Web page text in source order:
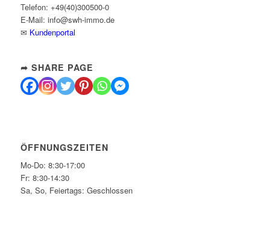
Telefon: +49(40)300500-0
E-Mail: info@swh-immo.de
✉ Kundenportal
➦ SHARE PAGE
ÖFFNUNGSZEITEN
Mo-Do: 8:30-17:00
Fr: 8:30-14:30
Sa, So, Feiertags: Geschlossen